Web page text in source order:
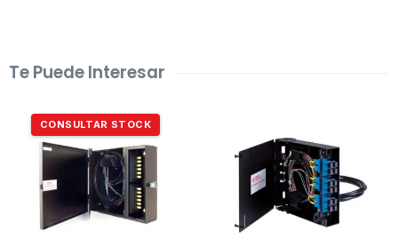
Te Puede Interesar
CONSULTAR STOCK